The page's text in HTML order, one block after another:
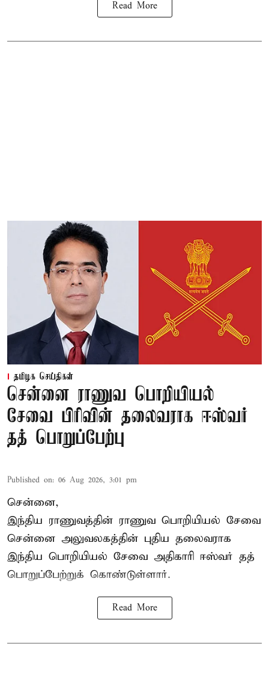
Read More
தமிழக செய்திகள்
சென்னை ராணுவ பொறியியல்
சேவை பிரிவின் தலைவராக ஈஸ்வர்
தத் பொறுப்பேற்பு
Published on: 06 Aug 2026, 3:01 pm
சென்னை,
இந்திய ராணுவத்தின் ராணுவ பொறியியல் சேவை
சென்னை அலுவலகத்தின் புதிய தலைவராக
இந்திய பொறியியல் சேவை அதிகாரி ஈஸ்வர் தத்
பொறுப்பேற்றுக் கொண்டுள்ளார்.
Read More